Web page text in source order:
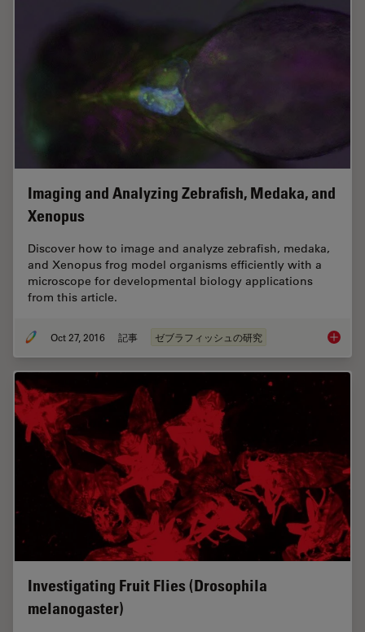
Imaging and Analyzing Zebrafish, Medaka, and
Xenopus
Discover how to image and analyze zebrafish, medaka,
and Xenopus frog model organisms efficiently with a
microscope for developmental biology applications
from this article.
Oct 27, 2016 記事 ゼブラフィッシュの研究
Investigating Fruit Flies (Drosophila
melanogaster)